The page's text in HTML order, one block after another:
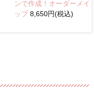
ンで作成！オーダーメイ
ップ8,650円(税込)